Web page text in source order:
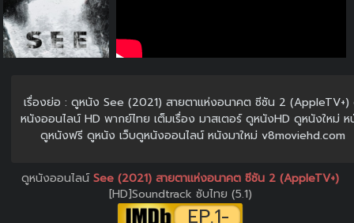
เรื่องย่อ : ดูหนัง See (2021) สายตาแห่งอนาคต ซีซัน 2 (AppleTV+)
หนังออนไลน์ HD พากย์ไทย เต็มเรื่อง มาสเตอร์ ดูหนังHD ดูหนังใหม่
ดูหนังฟรี ดูหนัง เว็บดูหนังออนไลน์ หนังมาใหม่ v8moviehd.com
ดูหนังออนไลน์See (2021) สายตาแห่งอนาคต ซีซัน 2 (AppleTV+)
[HD]Soundtrack ซับไทย (5.1)
EP.1-